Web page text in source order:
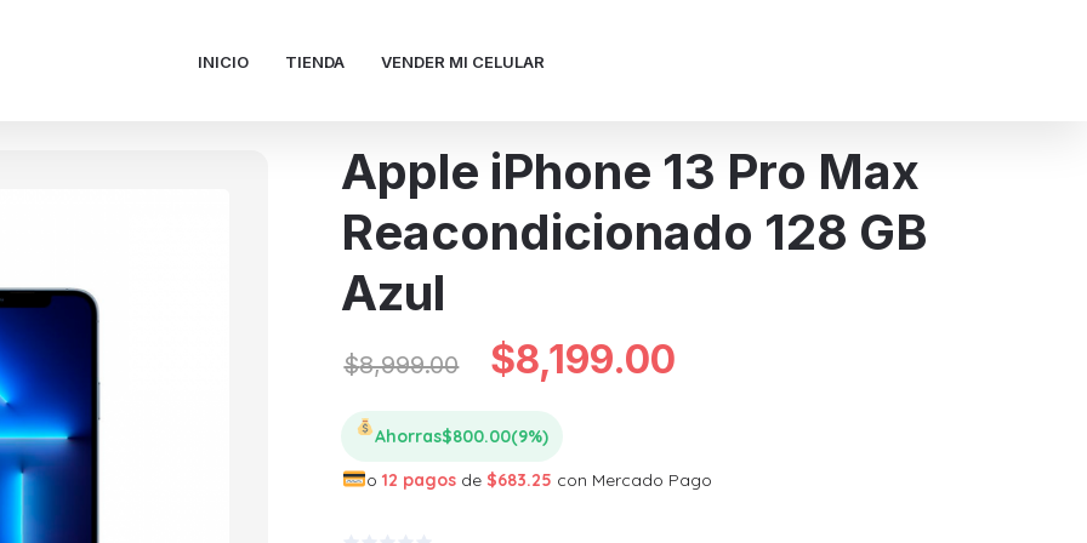
INICIO TIENDA VENDER MI CELULAR
Apple iPhone 13 Pro Max
Reacondicionado 128 GB
Azul
$8,999.00
Original
price
was:
$8,199.00
is:
Ahorras$800.00(9%)
o 12 pagosde $683.25 con Mercado Pago